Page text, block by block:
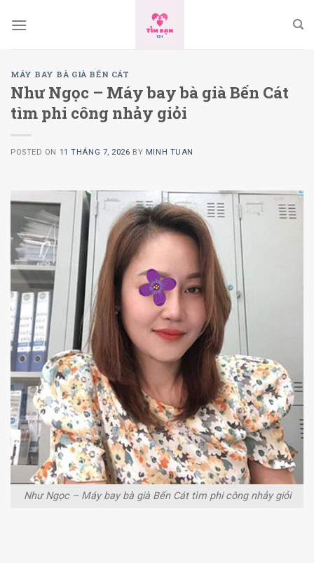
MÁY BAY BÀ GIÀ BẾN CÁT
Như Ngọc – Máy bay bà già Bến Cát
tìm phi công nhảy giỏi
POSTED ON 11 THÁNG 7, 2026 BY MINH TUAN
Như Ngọc – Máy bay bà già Bến Cát tìm phi công nhảy giỏi